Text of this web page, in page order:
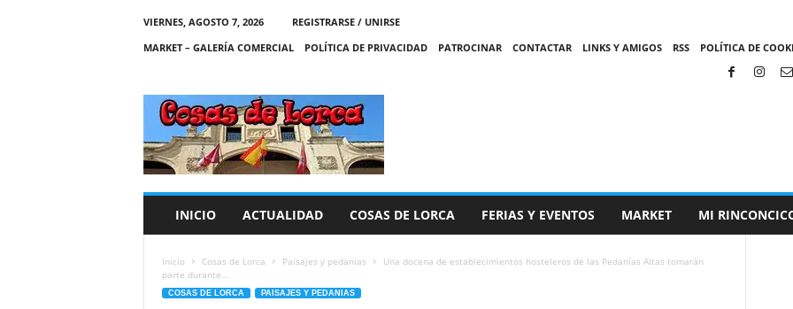
VIERNES, AGOSTO 7, 2026
REGISTRARSE / UNIRSE
MARKET – GALERÍA COMERCIAL
POLÍTICA DE PRIVACIDAD PATROCINAR CONTACTAR LINKS Y AMIGOS RSS POLÍTICA DE
C
A
S
INICIO ACTUALIDAD COSAS DE LORCA FERIAS Y EVENTOS MARKET MI
Inicio Cosas de Lorca Paisajes y pedanias
Una docena de establecimientos hosteleros de las Pedanías Altas tomarán
parte durante...
COSAS DE LORCA PAISAJES Y PEDANIAS